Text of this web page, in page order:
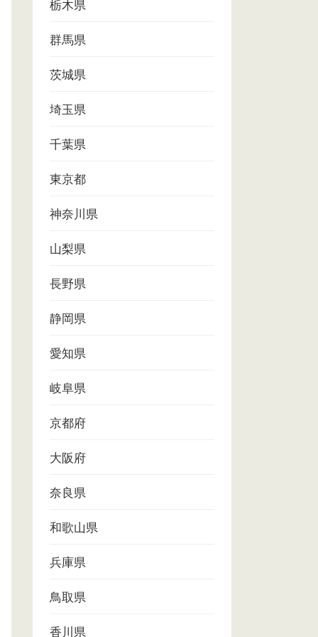
栃木県
群馬県
茨城県
埼玉県
千葉県
東京都
神奈川県
山梨県
長野県
静岡県
愛知県
岐阜県
京都府
大阪府
奈良県
和歌山県
兵庫県
鳥取県
香川県